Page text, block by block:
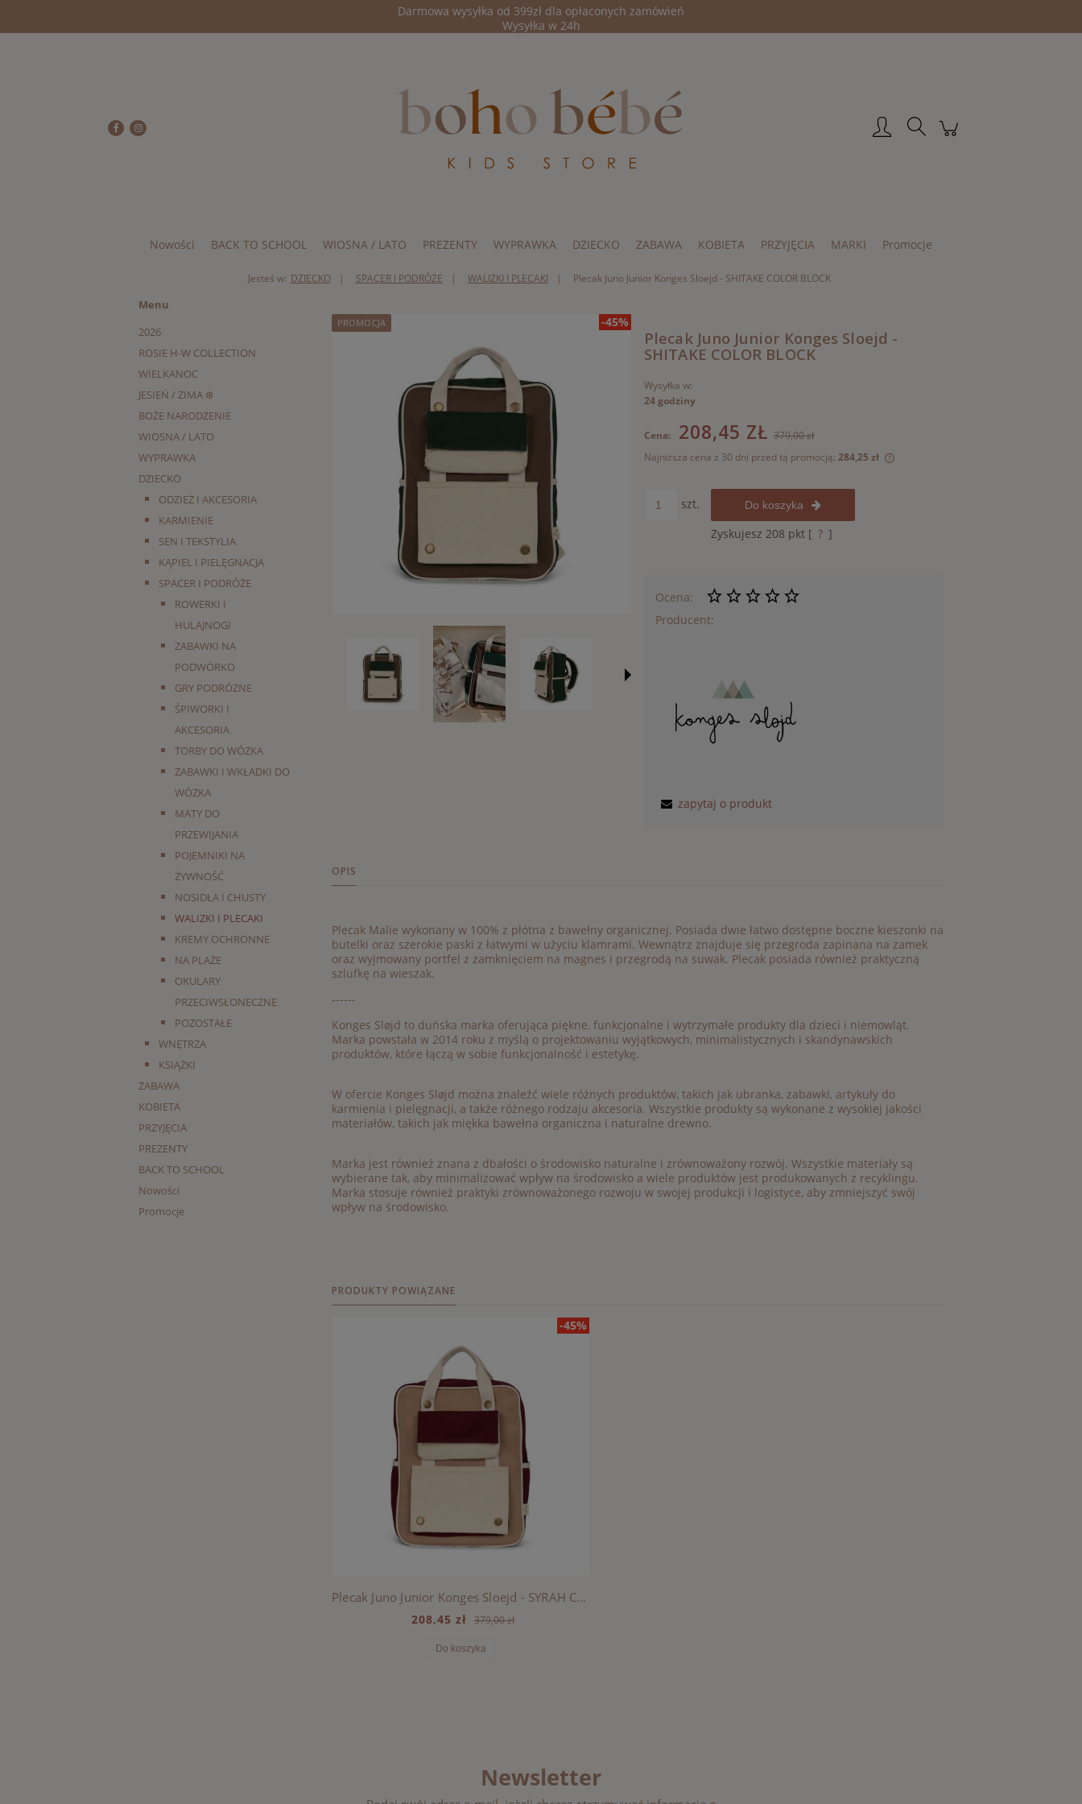
Darmowa wysyłka od 399zł dla opłaconych zamówień
Wysyłka w 24h
Nowości BACK TO SCHOOL WIOSNA / LATO PREZENTY WYPRAWKA DZIECKO ZABAWA KOBIETA PRZYJĘCIA MARKI Promocje
Jesteś w: DZIECKO SPACER I PODRÓŻE WALIZKI I PLECAKI Plecak Juno Junior Konges Sloejd - SHITAKE COLOR BLOCK
Menu
2026
ROSIE H-W COLLECTION
WIELKANOC
JESIEŃ / ZIMA ❄️
BOŻE NARODZENIE
WIOSNA / LATO
WYPRAWKA
DZIECKO
ODZIEŻ I AKCESORIA
KARMIENIE
SEN I TEKSTYLIA
KĄPIEL I PIELĘGNACJA
SPACER I PODRÓŻE
ROWERKI I
HULAJNOGI
ZABAWKI NA
PODWÓRKO
GRY PODRÓŻNE
ŚPIWORKI I
AKCESORIA
TORBY DO WÓZKA
ZABAWKI I WKŁADKI DO
WÓZKA
MATY DO
PRZEWIJANIA
POJEMNIKI NA
ŻYWNOŚĆ
NOSIDŁA I CHUSTY
WALIZKI I PLECAKI
KREMY OCHRONNE
NA PLAŻE
OKULARY
PRZECIWSŁONECZNE
POZOSTAŁE
WNĘTRZA
KSIĄŻKI
ZABAWA
KOBIETA
PRZYJĘCIA
PREZENTY
BACK TO SCHOOL
Nowości
Promocje
PROMOCJA -45%
Plecak Juno Junior Konges Sloejd -
SHITAKE COLOR BLOCK
Wysyłka w:
24 godziny
Cena: 208,45 ZŁ 379,00 zł
Najniższa cena z 30 dni przed tą promocją:284,25 zł
Jeżeli produkt jest sprzedawany krócej niż
30 dni, wyświetlana jest najniższa cena od
momentu, kiedy produkt pojawił się w
sprzedaży.
szt. Do koszyka
Zyskujesz 208 pkt [ ? ]
Ocena:
Producent:
zapytaj o produkt
OPIS
Plecak Malie wykonany w 100% z płótna z bawełny organicznej. Posiada dwie łatwo dostępne boczne kieszonki na
butelki oraz szerokie paski z łatwymi w użyciu klamrami. Wewnątrz znajduje się przegroda zapinana na zamek
oraz wyjmowany portfel z zamknięciem na magnes i przegrodą na suwak. Plecak posiada również praktyczną
szlufkę na wieszak.
------
Konges Sløjd to duńska marka oferująca piękne, funkcjonalne i wytrzymałe produkty dla dzieci i niemowląt.
Marka powstała w 2014 roku z myślą o projektowaniu wyjątkowych, minimalistycznych i skandynawskich
produktów, które łączą w sobie funkcjonalność i estetykę.
W ofercie Konges Sløjd można znaleźć wiele różnych produktów, takich jak ubranka, zabawki, artykuły do
karmienia i pielęgnacji, a także różnego rodzaju akcesoria. Wszystkie produkty są wykonane z wysokiej jakości
materiałów, takich jak miękka bawełna organiczna i naturalne drewno.
Marka jest również znana z dbałości o środowisko naturalne i zrównoważony rozwój. Wszystkie materiały są
wybierane tak, aby minimalizować wpływ na środowisko a wiele produktów jest produkowanych z recyklingu.
Marka stosuje również praktyki zrównoważonego rozwoju w swojej produkcji i logistyce, aby zmniejszyć swój
wpływ na środowisko.
PRODUKTY POWIĄZANE
-45%
Plecak Juno Junior Konges Sloejd - SYRAH COLOR BLOCK
208,45 zł 379,00 zł
Do koszyka
Newsletter